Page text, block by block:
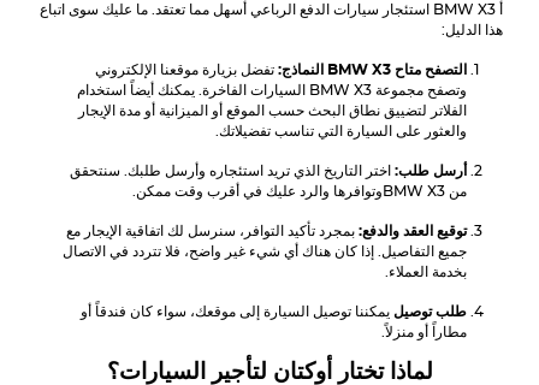
BMW X3
استئجار سيارات الدفع الرباعي أسهل مما تعتقد. ما عليك سوى اتباع
هذا الدليل:
التصفح متاح BMW X3 النماذج: تفضل بزيارة موقعنا الإلكتروني
وتصفح مجموعة BMW X3
السيارات الفاخرة. يمكنك أيضاً استخدام
الفلاتر لتضييق نطاق البحث حسب الموقع أو الميزانية أو مدة الإيجار
والعثور على السيارة التي تناسب تفضيلاتك.
أرسل طلب: اختر التاريخ الذي تريد استئجاره وأرسل طلبك. سنتحقق
من BMW X3 وتوافرها والرد عليك في أقرب وقت ممكن.
توقيع العقد والدفع: بمجرد تأكيد التوافر، سنرسل لك اتفاقية الإيجار مع
جميع التفاصيل. إذا كان هناك أي شيء غير واضح، فلا تتردد في الاتصال
بخدمة العملاء.
طلب توصيل يمكننا توصيل السيارة إلى موقعك، سواء كان فندقاً أو
مطاراً أو منزلاً.
لماذا تختار أوكتان لتأجير السيارات؟